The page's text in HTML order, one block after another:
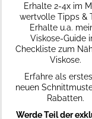
Erhalte 2-4x im
wertvolle Tipps &
Erhalte u.a.
Viskose-Guide
Checkliste zum
Viskose.
Erfahre als
neuen
Rabatten.
Werde Teil der